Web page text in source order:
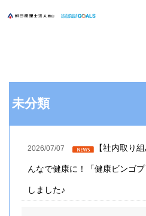
未分類
2026/07/07 【社内取り
んなで健康に！「健康ビンゴ
しました♪